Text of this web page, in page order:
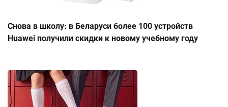
Снова в школу: в Беларуси более 100 устройств
Huawei получили скидки к новому учебному году